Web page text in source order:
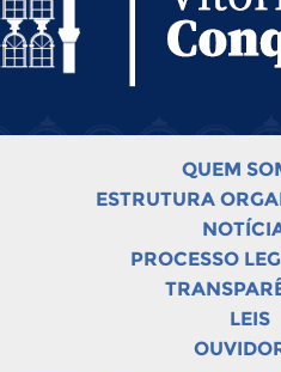
QUEM
ESTRUTURA
PROCESSO
LEIS